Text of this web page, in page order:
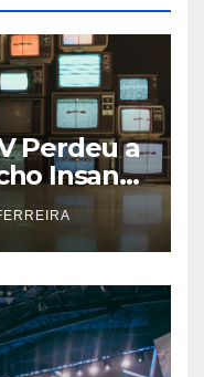
Perdeu a
Insano
Melhores